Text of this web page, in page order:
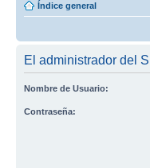
Índice general
El administrador del
Nombre de Usuario:
Contraseña: